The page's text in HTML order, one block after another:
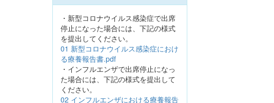
・新型コロナウイルス感染症で出席
停止になった場合には、下記の様式
を提出してください。
01 新型コロナウイルス感染症におけ
る療養報告書.pdf
・インフルエンザで出席停止になっ
た場合には、下記の様式を提出して
ください。
02 インフルエンザにおける療養報告